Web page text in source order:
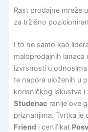
Rast prodajne mreže
za tržišno
I to ne samo kao lidera
maloprodajnih lanaca
izvrsnosti u
te napora uloženih u
korisničkog iskustva i
Studenac ranije ove
priznanjima. Tvrtka je
Friendi certifikat